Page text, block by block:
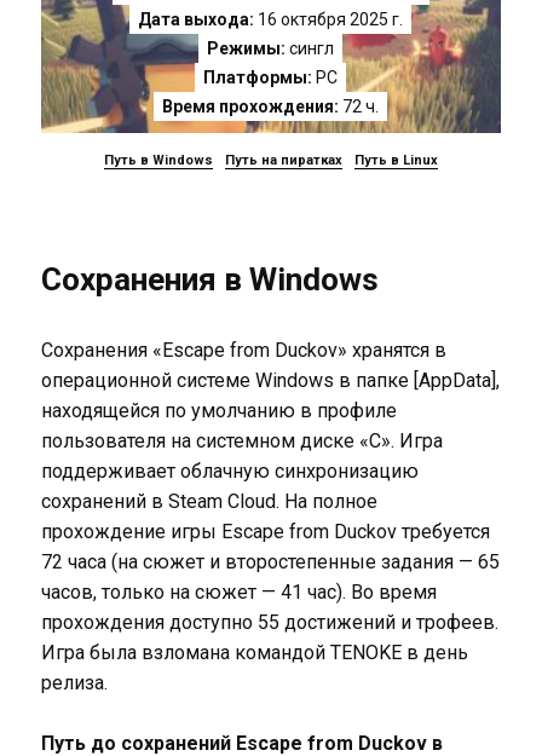
Дата выхода: 16 октября 2025 г.
Режимы: сингл
Платформы: PC
Время прохождения: 72 ч.
Путь в Windows Путь на пиратках Путь в Linux
Сохранения в Windows
Сохранения «Escape from Duckov» хранятся в
операционной системе Windows в папке [AppData],
находящейся по умолчанию в профиле
пользователя на системном диске «C». Игра
поддерживает облачную синхронизацию
сохранений в Steam Cloud. На полное
прохождение игры Escape from Duckov требуется
72 часа (на сюжет и второстепенные задания — 65
часов, только на сюжет — 41 час). Во время
прохождения доступно 55 достижений и трофеев.
Игра была взломана командой TENOKE в день
релиза.
Путь до сохранений Escape from Duckov в